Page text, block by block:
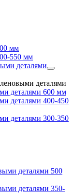
мм
550 мм
деталями
деталями
деталями 600 мм
деталями 400-450
деталями 300-350
деталями 500
деталями 350-